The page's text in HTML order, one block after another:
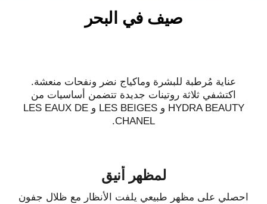
صيف في البحر
عناية مُرطبة للبشرة وماكياج نضر ونفحات منعشة.
اكتشفي ثلاثة روتينات جديدة تتضمن أساسيات من
HYDRA BEAUTY و LES BEIGES و LES EAUX DE
CHANEL.
لمظهر أنيق
احصلي على مظهر طبيعي يلفت الأنظار مع ظلال جفون